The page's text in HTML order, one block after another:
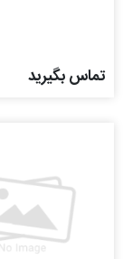
تماس بگیرید